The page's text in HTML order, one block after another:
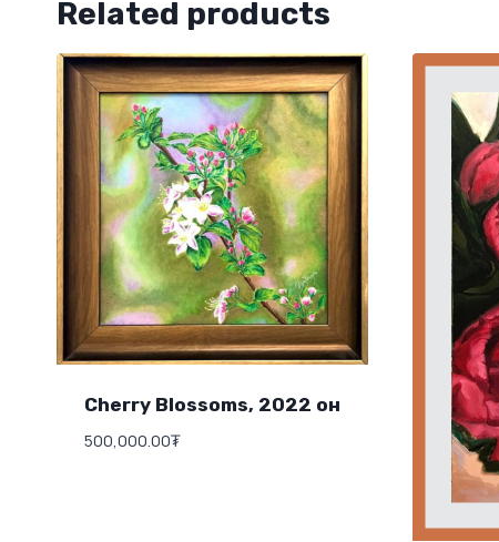
Related products
Cherry Blossoms, 2022 он
500,000.00₮